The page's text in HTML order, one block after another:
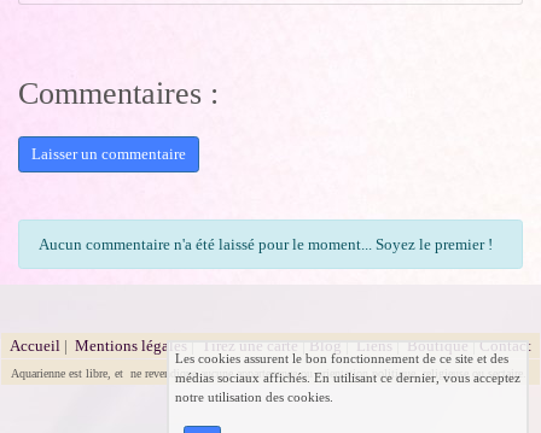
Commentaires :
Laisser un commentaire
Aucun commentaire n'a été laissé pour le moment... Soyez le premier !
Accueil | Mentions légales|Tirez une carte|Blog|Liens|Boutique|Contact
Aquarienne est libre, et ne revendique aucune appartenance ou orientation politique, religieuse ou sectaire.
Les cookies assurent le bon fonctionnement de ce site et des
médias sociaux affichés. En utilisant ce dernier, vous acceptez
notre utilisation des cookies.